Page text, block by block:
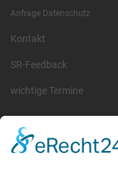
Anfrage Datenschutz
Kontakt
SR-Feedback
wichtige Termine
Information